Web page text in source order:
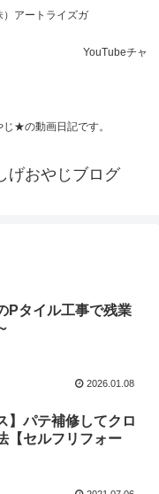
アートライズガ
チャ
画日記です。
おやじブログ
Pタイル工事で残業
2026.01.08
】パテ補修してクロ
【セルフリフォー